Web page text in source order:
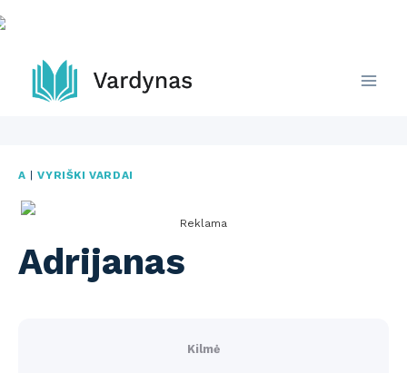
Skip
to
content
A |VYRIŠKI VARDAI
Reklama
Adrijanas
Kilmė